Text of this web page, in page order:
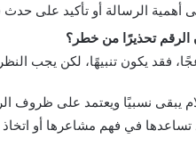
أهمية الرسالة أو تأكيد على حدث
تحذيرًا من خطر؟
فقد يكون تنبيهًا، لكن يجب
يبقى نسبيًا ويعتمد على ظروف
تساعدها في فهم مشاعرها أو اتخاذ